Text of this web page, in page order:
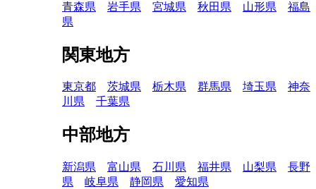
青森県 岩手県 宮城県 秋田県 山形県
福島
県
関東地方
東京都 茨城県 栃木県 群馬県 埼玉県
神奈
川県
千葉県
中部地方
新潟県 富山県 石川県 福井県 山梨県
長野
県
岐阜県 静岡県 愛知県